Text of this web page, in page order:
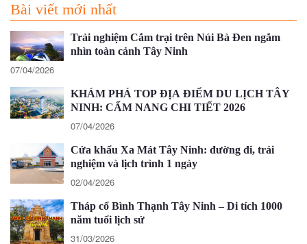
Bài viết mới nhất
Trải nghiệm Cắm trại trên Núi Bà Đen ngắm
nhìn toàn cảnh Tây Ninh
07/04/2026
KHÁM PHÁ TOP ĐỊA ĐIỂM DU LỊCH TÂY
NINH: CẨM NANG CHI TIẾT 2026
07/04/2026
Cửa khẩu Xa Mát Tây Ninh: đường đi, trải
nghiệm và lịch trình 1 ngày
02/04/2026
Tháp cổ Bình Thạnh Tây Ninh – Di tích 1000
năm tuổi lịch sử
31/03/2026